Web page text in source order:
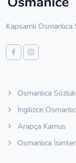
Kapsamlı Osmanlıca
Osmanlıca Sözlük
İngilizce
Arapça Kamus
Osmanlıca İsimler